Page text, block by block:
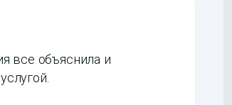
все объяснила и